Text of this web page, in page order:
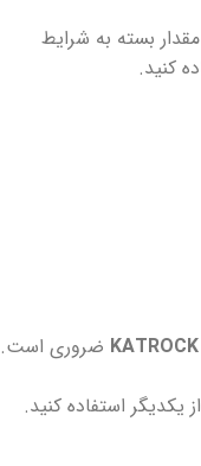
بسته به شرایط
کنید.
KATROCK ضروری است.